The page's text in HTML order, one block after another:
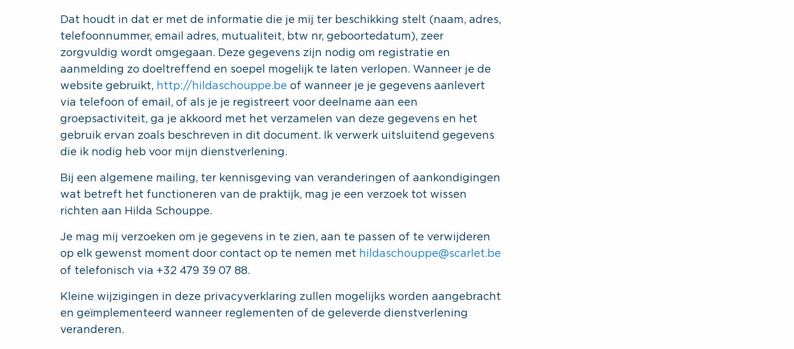
Dat houdt in dat er met de informatie die je mij ter beschikking stelt (naam, adres,
telefoonnummer, email adres, mutualiteit, btw nr, geboortedatum), zeer
zorgvuldig wordt omgegaan. Deze gegevens zijn nodig om registratie en
aanmelding zo doeltreffend en soepel mogelijk te laten verlopen. Wanneer je de
website gebruikt, http://hildaschouppe.be of wanneer je je gegevens aanlevert
via telefoon of email, of als je je registreert voor deelname aan een
groepsactiviteit, ga je akkoord met het verzamelen van deze gegevens en het
gebruik ervan zoals beschreven in dit document. Ik verwerk uitsluitend gegevens
die ik nodig heb voor mijn dienstverlening.
Bij een algemene mailing, ter kennisgeving van veranderingen of aankondigingen
wat betreft het functioneren van de praktijk, mag je een verzoek tot wissen
richten aan Hilda Schouppe.
Je mag mij verzoeken om je gegevens in te zien, aan te passen of te verwijderen
op elk gewenst moment door contact op te nemen met hildaschouppe@scarlet.be
of telefonisch via +32 479 39 07 88.
Kleine wijzigingen in deze privacyverklaring zullen mogelijks worden aangebracht
en geïmplementeerd wanneer reglementen of de geleverde dienstverlening
veranderen.